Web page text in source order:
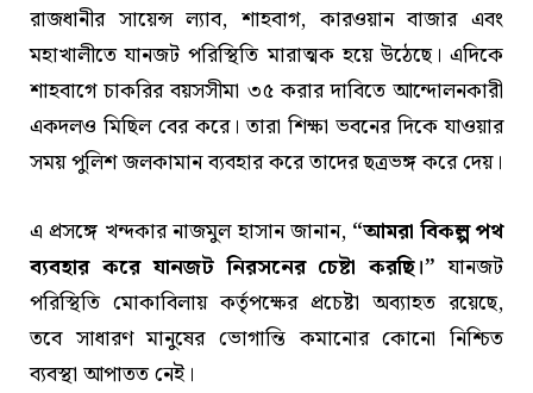
রাজধানীর সায়েন্স ল্যাব, শাহবাগ, কারওয়ান বাজার এবং
মহাখালীতে যানজট পরিস্থিতি মারাত্মক হয়ে উঠেছে। এদিকে
শাহবাগে চাকরির বয়সসীমা ৩৫ করার দাবিতে আন্দোলনকারী
একদলও মিছিল বের করে। তারা শিক্ষা ভবনের দিকে যাওয়ার
সময় পুলিশ জলকামান ব্যবহার করে তাদের ছত্রভঙ্গ করে দেয়।
এ প্রসঙ্গে খন্দকার নাজমুল হাসান জানান, “আমরা বিকল্প পথ
ব্যবহার করে যানজট নিরসনের চেষ্টা করছি।” যানজট
পরিস্থিতি মোকাবিলায় কর্তৃপক্ষের প্রচেষ্টা অব্যাহত রয়েছে,
তবে সাধারণ মানুষের ভোগান্তি কমানোর কোনো নিশ্চিত
ব্যবস্থা আপাতত নেই।